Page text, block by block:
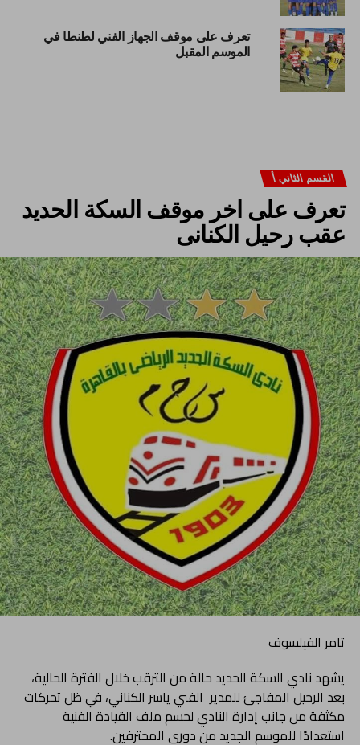
تعرف على موقف الجهاز الفني لطنطا في
الموسم المقبل
القسم الثاني أ
تعرف على اخر موقف السكة الحديد
عقب رحيل الكنانى
تامر الفيلسوف
يشهد نادي السكة الحديد حالة من الترقب خلال الفترة الحالية،
بعد الرحيل المفاجئ للمدير الفني ياسر الكناني، في ظل تحركات
مكثفة من جانب إدارة النادي لحسم ملف القيادة الفنية
استعدادًا للموسم الجديد من دوري المحترفين.